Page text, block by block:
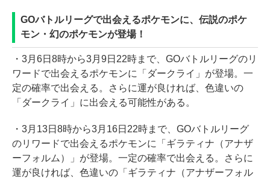
GOバトルリーグで出会えるポケモンに、伝説のポケ
モン・幻のポケモンが登場！
・3月6日8時から3月9日22時まで、GOバトルリーグのリ
ワードで出会えるポケモンに「ダークライ」が登場。一
定の確率で出会える。さらに運が良ければ、色違いの
「ダークライ」に出会える可能性がある。
・3月13日8時から3月16日22時まで、GOバトルリーグ
のリワードで出会えるポケモンに「ギラティナ（アナザ
ーフォルム）」が登場。一定の確率で出会える。さらに
運が良ければ、色違いの「ギラティナ（アナザーフォル